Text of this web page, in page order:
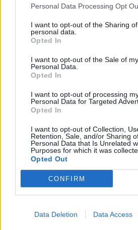
Personal Data Processing Opt
I want to opt-out of the Sharing
personal data.
Opted In
I want to opt-out of the Sale of my
Personal Data.
Opted In
I want to opt-out of processing
Personal Data for Targeted
Opted In
I want to opt-out of Collection,
Retention, Sale, and/or Sharing
Personal Data that Is Unrelated
Purposes for which it was
Opted Out
CONFIRM
Data Deletion Data Access
Budapest
Telefon:
Weboldal:
Bemutatkozás: A tételek a leütési ár +
után kerülnek a vevő tulajdonába. Ha
veszik át, a vevő a postaköltség,
köteles.
GALÉRIA TOVÁBBI